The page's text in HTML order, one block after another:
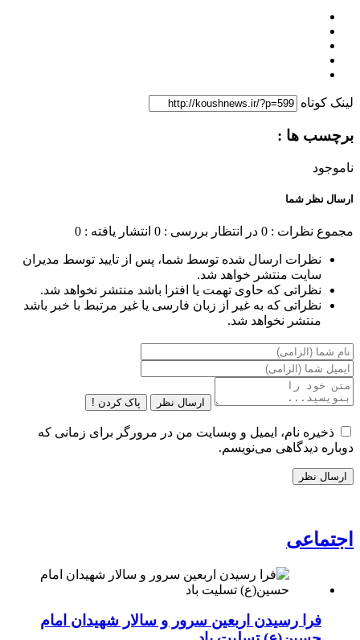
لینک کوتاه
برچسب ها :
ناموجود
ارسال نظر شما
مجموع نظرات : 0 در انتظار بررسی : 0 انتشار یافته : 0
نظرات ارسال شده توسط شما، پس از تایید توسط مدیران
سایت منتشر خواهد شد.
نظراتی که حاوی تهمت یا افترا باشد منتشر نخواهد شد.
نظراتی که به غیر از زبان فارسی یا غیر مرتبط با خبر باشد
منتشر نخواهد شد.
ارسال نظر پاک کردن !
ذخیره نام، ایمیل و وبسایت من در مرورگر برای زمانی که
دوباره دیدگاهی می‌نویسم.
اجتماعی
فرا رسیدن اربعین سرور و سالار شهیدان امام